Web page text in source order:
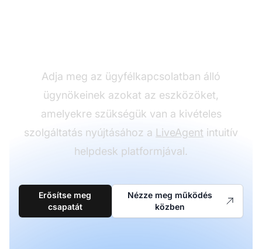
Adja meg az ügyfélkapcsolatban álló
ügynökeinek azokat az eszközöket,
amelyekre szükségük van a kivételes
szolgáltatás nyújtásához a LiveAgent intuitív
helpdesk platformjával.
Erősítse meg
csapatát
Nézze meg működés
közben